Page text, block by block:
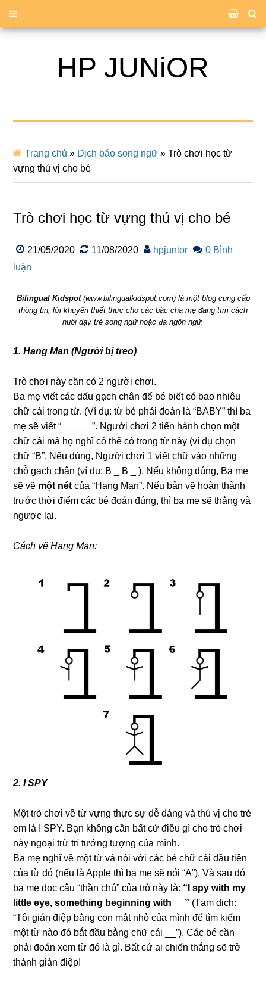
HP JUNiOR
Trang chủ » Dịch báo song ngữ »Trò chơi học từ
vựng thú vị cho bé
Trò chơi học từ vựng thú vị cho bé
21/05/2020 11/08/2020 hpjunior
0 Bình
luận
Bilingual Kidspot(www.bilingualkidspot.com) là một blog cung cấp
thông tin, lời khuyên thiết thực cho các bậc cha mẹ đang tìm cách
nuôi dạy trẻ song ngữ hoặc đa ngôn ngữ.
1. Hang Man (Người bị treo)
Trò chơi này cần có 2 người chơi.
Ba mẹ viết các dấu gạch chân để bé biết có bao nhiêu
chữ cái trong từ. (Ví dụ: từ bé phải đoán là “BABY” thì ba
mẹ sẽ viết “ _ _ _ _”. Người chơi 2 tiến hành chọn một
chữ cái mà họ nghĩ có thể có trong từ này (ví dụ chọn
chữ “B”. Nếu đúng, Người chơi 1 viết chữ vào những
chỗ gạch chân (ví dụ: B _ B _ ). Nếu không đúng, Ba mẹ
sẽ vẽ một nét của “Hang Man”. Nếu bản vẽ hoàn thành
trước thời điểm các bé đoán đúng, thì ba mẹ sẽ thắng và
ngược lại.
Cách vẽ Hang Man:
2. I SPY
Một trò chơi về từ vựng thực sự dễ dàng và thú vị cho trẻ
em là I SPY. Bạn không cần bất cứ điều gì cho trò chơi
này ngoại trừ trí tưởng tượng của mình.
Ba mẹ nghĩ về một từ và nói với các bé chữ cái đầu tiên
của từ đó (nếu là Apple thì ba mẹ sẽ nói “A”). Và sau đó
ba mẹ đọc câu “thần chú” của trò này là: “I spy with my
little eye, something beginning with __” (Tạm dịch:
“Tôi gián điệp bằng con mắt nhỏ của mình để tìm kiếm
một từ nào đó bắt đầu bằng chữ cái __”). Các bé cần
phải đoán xem từ đó là gì. Bất cứ ai chiến thắng sẽ trở
thành gián điệp!